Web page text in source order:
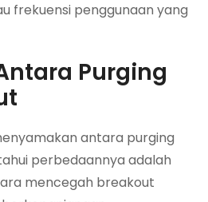
frekuensi penggunaan yang
Purging
antara purging
perbedaannya adalah
mencegah breakout